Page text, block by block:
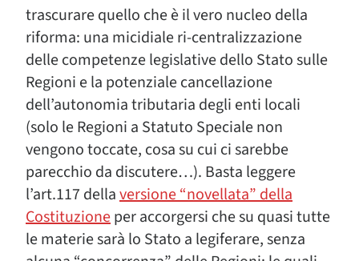
trascurare quello che è il vero nucleo della
riforma: una micidiale ri-centralizzazione
delle competenze legislative dello Stato sulle
Regioni e la potenziale cancellazione
dell’autonomia tributaria degli enti locali
(solo le Regioni a Statuto Speciale non
vengono toccate, cosa su cui ci sarebbe
parecchio da discutere…). Basta leggere
l’art.117 dellaversione “novellata” della
Costituzioneper accorgersi che su quasi tutte
le materie sarà lo Stato a legiferare, senza